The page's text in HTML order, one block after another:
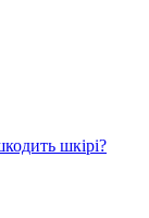
шкірі?